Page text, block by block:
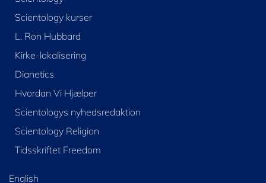
Scientology kurser
L. Ron Hubbard
Kirke-lokalisering
Dianetics
Hvordan Vi Hjælper
Scientologys nyhedsredaktion
Scientology Religion
Tidsskriftet Freedom
English